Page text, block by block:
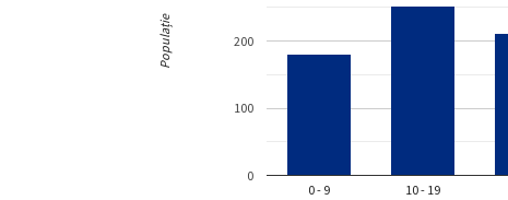
0 - 9 10 - 19
0
100
200
Populație